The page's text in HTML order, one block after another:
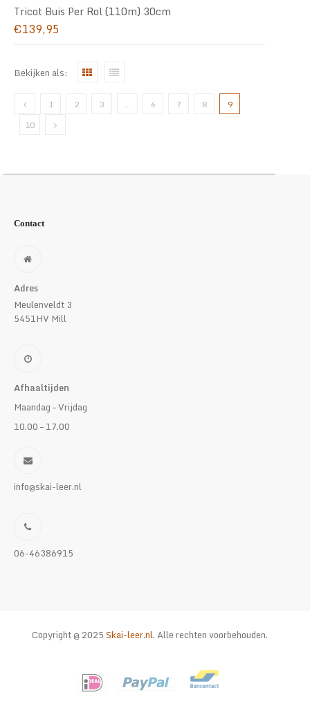
Tricot Buis Per Rol (110m) 30cm
€139,95
Bekijken als:
1 2 3 … 6 7 8
9
10
Contact
Adres
Meulenveldt 3
5451HV Mill
Afhaaltijden
Maandag – Vrijdag
10.00 – 17.00
info@skai-leer.nl
06-46386915
Copyright @ 2025Skai-leer.nl. Alle rechten voorbehouden.